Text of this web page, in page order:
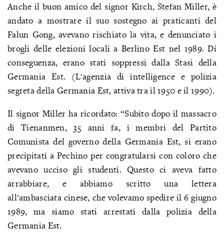
Anche il buon amico del signor Kirch, Stefan Miller, è
andato a mostrare il suo sostegno ai praticanti del
Falun Gong, avevano rischiato la vita, e denunciato i
brogli delle elezioni locali a Berlino Est nel 1989. Di
conseguenza, erano stati soppressi dalla Stasi della
Germania Est. (L'agenzia di intelligence e polizia
segreta della Germania Est, attiva tra il 1950 e il 1990).
Il signor Miller ha ricordato: “Subito dopo il massacro
di Tienanmen, 35 anni fa, i membri del Partito
Comunista del governo della Germania Est, si erano
precipitati a Pechino per congratularsi con coloro che
avevano ucciso gli studenti. Questo ci aveva fatto
arrabbiare, e abbiamo scritto una lettera
all'ambasciata cinese, che volevamo spedire il 6 giugno
1989, ma siamo stati arrestati dalla polizia della
Germania Est.